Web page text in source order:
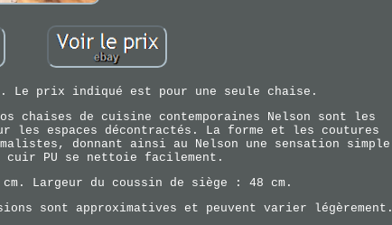
Le prix indiqué est pour une seule chaise.
chaises de cuisine contemporaines Nelson sont les
les espaces décontractés. La forme et les coutures
donnant ainsi au Nelson une sensation simple
PU se nettoie facilement.
Largeur du coussin de siège : 48 cm.
sont approximatives et peuvent varier légèrement.